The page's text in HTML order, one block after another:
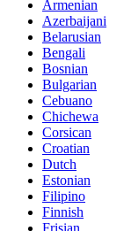
Armenian
Azerbaijani
Belarusian
Bengali
Bosnian
Bulgarian
Cebuano
Chichewa
Corsican
Croatian
Dutch
Estonian
Filipino
Finnish